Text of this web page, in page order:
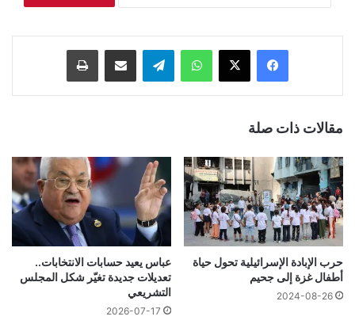
فيسبوك ‫X واتساب تيلقرام مشاركة عبر البريد طباعة
مقالات ذات صلة
حرب الإبادة الإسرائيلية تحول حياة
أطفال غزة إلى جحيم
2024-08-26
عباس يعيد حسابات الانتخابات..
تعديلات جديدة تغيّر شكل المجلس
التشريعي
2026-07-17